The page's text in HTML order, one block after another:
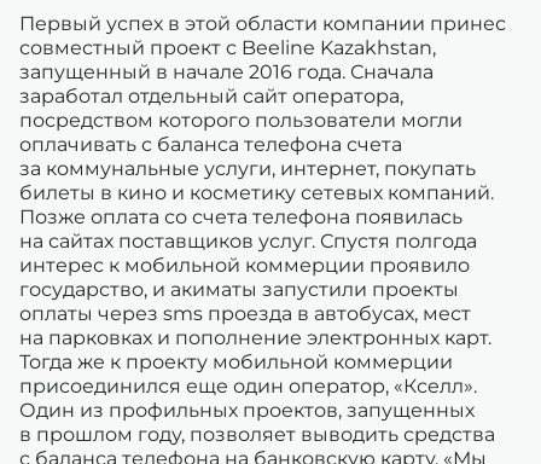
Первый успех в этой области компании принес
совместный проект с Beeline Kazakhstan,
запущенный в начале 2016 года. Сначала
заработал отдельный сайт оператора,
посредством которого пользователи могли
оплачивать с баланса телефона счета
за коммунальные услуги, интернет, покупать
билеты в кино и косметику сетевых компаний.
Позже оплата со счета телефона появилась
на сайтах поставщиков услуг. Спустя полгода
интерес к мобильной коммерции проявило
государство, и акиматы запустили проекты
оплаты через sms проезда в автобусах, мест
на парковках и пополнение электронных карт.
Тогда же к проекту мобильной коммерции
присоединился еще один оператор, «Кселл».
Один из профильных проектов, запущенных
в прошлом году, позволяет выводить средства
с баланса телефона на банковскую карту. «Мы